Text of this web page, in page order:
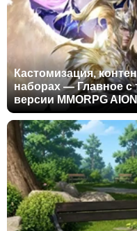
Кастомизация,
наборах — Главное с
версии MMORPG